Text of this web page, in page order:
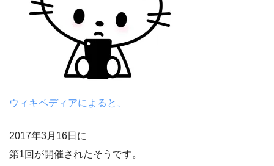
ウィキペディアによると、
2017年3月16日に
第1回が開催されたそうです。